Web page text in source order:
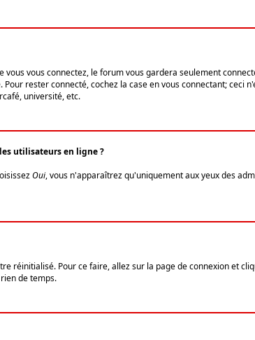
vous vous connectez, le forum vous gardera seulement
rester connecté, cochez la case en vous connectant; ceci
université, etc.
utilisateurs en ligne ?
Oui, vous n'apparaîtrez qu'uniquement aux yeux des
réinitialisé. Pour ce faire, allez sur la page de connexion et
de temps.